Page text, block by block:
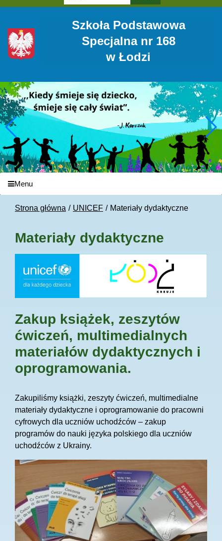
Szkoła Podstawowa
Specjalna nr 168
w Łodzi
Menu
Strona główna UNICEF Materiały dydaktyczne
Materiały dydaktyczne
Zakup książek, zeszytów
ćwiczeń, multimedialnych
materiałów dydaktycznych i
oprogramowania.
Zakupiliśmy książki, zeszyty ćwiczeń, multimedialne
materiały dydaktyczne i oprogramowanie do pracowni
cyfrowych dla uczniów uchodźców – zakup
programów do nauki języka polskiego dla uczniów
uchodźców z Ukrainy.